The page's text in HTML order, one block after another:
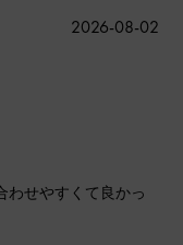
わせやすくて良かっ
公
2026-08-02